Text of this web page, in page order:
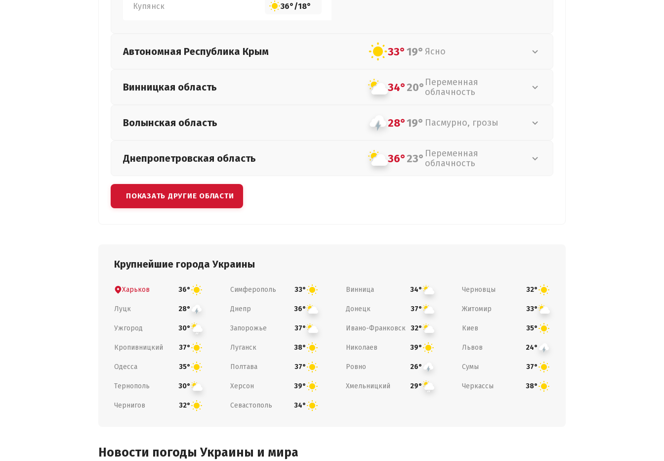
Купянск 36°/18°
Автономная Республика Крым 33°19° Ясно
Винницкая область 34°20° Переменная
облачность
Волынская область 28°19° Пасмурно, грозы
Днепропетровская область 36°23° Переменная
облачность
ПОКАЗАТЬ ДРУГИЕ ОБЛАСТИ
Крупнейшие города Украины
Харьков 36° Симферополь 33° Винница 34° Черновцы 32°
Луцк 28° Днепр 36° Донецк 37° Житомир 33°
Ужгород 30° Запорожье 37° Ивано-Франковск 32° Киев 35°
Кропивницкий 37° Луганск 38° Николаев 39° Львов 24°
Одесса 35° Полтава 37° Ровно 26° Сумы 37°
Тернополь 30° Херсон 39° Хмельницкий 29° Черкассы 38°
Чернигов 32° Севастополь 34°
Новости погоды Украины и мира